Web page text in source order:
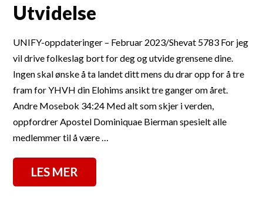
Utvidelse
UNIFY-oppdateringer – Februar 2023/Shevat 5783 For jeg
vil drive folkeslag bort for deg og utvide grensene dine.
Ingen skal ønske å ta landet ditt mens du drar opp for å tre
fram for YHVH din Elohims ansikt tre ganger om året.
Andre Mosebok 34:24 Med alt som skjer i verden,
oppfordrer Apostel Dominiquae Bierman spesielt alle
medlemmer til å være …
LES MER